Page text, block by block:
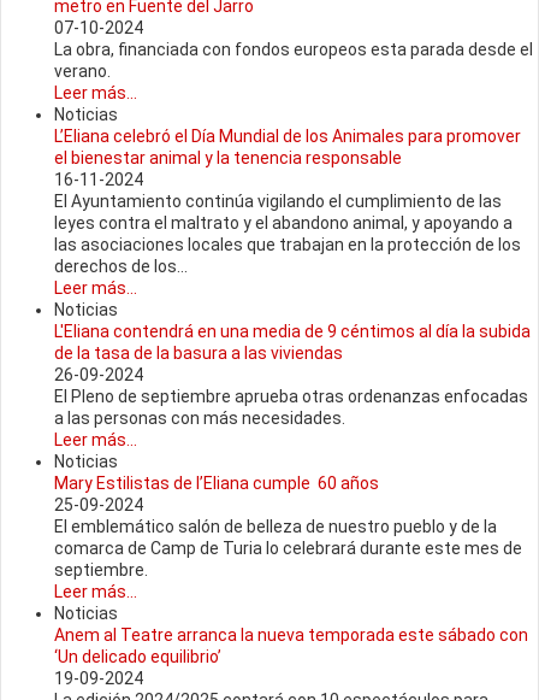
metro en Fuente del Jarro
07-10-2024
La obra, financiada con fondos europeos esta parada desde el
verano.
Leer más...
Noticias
L’Eliana celebró el Día Mundial de los Animales para promover
el bienestar animal y la tenencia responsable
16-11-2024
El Ayuntamiento continúa vigilando el cumplimiento de las
leyes contra el maltrato y el abandono animal, y apoyando a
las asociaciones locales que trabajan en la protección de los
derechos de los...
Leer más...
Noticias
L'Eliana contendrá en una media de 9 céntimos al día la subida
de la tasa de la basura a las viviendas
26-09-2024
El Pleno de septiembre aprueba otras ordenanzas enfocadas
a las personas con más necesidades.
Leer más...
Noticias
Mary Estilistas de l’Eliana cumple 60 años
25-09-2024
El emblemático salón de belleza de nuestro pueblo y de la
comarca de Camp de Turia lo celebrará durante este mes de
septiembre.
Leer más...
Noticias
Anem al Teatre arranca la nueva temporada este sábado con
‘Un delicado equilibrio’
19-09-2024